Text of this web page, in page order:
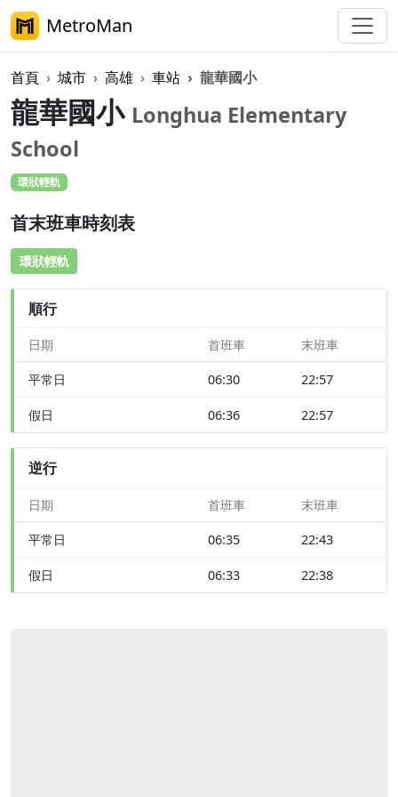
MetroMan
首頁 城市 高雄 車站 龍華國小
龍華國小 Longhua Elementary
School
環狀輕軌
首末班車時刻表
環狀輕軌
順行
日期 首班車 末班車
平常日 06:30 22:57
假日 06:36 22:57
逆行
日期 首班車 末班車
平常日 06:35 22:43
假日 06:33 22:38